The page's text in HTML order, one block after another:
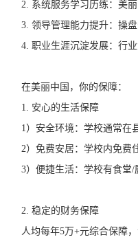
2. 系统服务学习历练：美
3. 领导管理能力提升：操
4. 职业生涯沉淀发展：行
在美丽中国，你的保障：
1. 安心的生活保障
1）安全环境：学校通常在
2）免费安居：学校内免费
3）便捷生活：学校有食堂
2. 稳定的财务保障
人均每年5万+元综合保障